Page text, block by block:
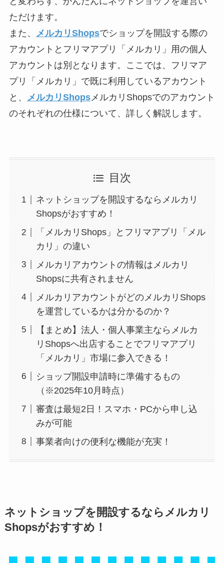
ただけます。
また、 メルカリShopsでショップを開設する際の
アカウントとフリマアプリ「メルカリ」用の個人
アカウントは別となります。ここでは、フリマア
プリ「メルカリ」で既に利用しているアカウント
と、 メルカリShopsメルカリShopsでのアカウント
のそれぞれの仕様について、詳しく解説します。
目次
ネットショップを開設するならメルカリ
Shopsがおすすめ！
「メルカリShops」とフリマアプリ「メル
カリ」の違い
メルカリアカウントの情報はメルカリ
Shopsに共有されません
メルカリアカウントがどのメルカリShops
を運営しているかは分かるのか？
【まとめ】法人・個人事業主ならメルカ
リShopsへ出店することでフリマアプリ
「メルカリ」市場に参入できる！
ショップ開設申請時に準備するもの
（※2025年10月時点）
審査は最短2日！スマホ・PCから申し込
みが可能
事業者向けの便利な機能が充実！
ネットショップを開設するならメルカリ
Shopsがおすすめ！